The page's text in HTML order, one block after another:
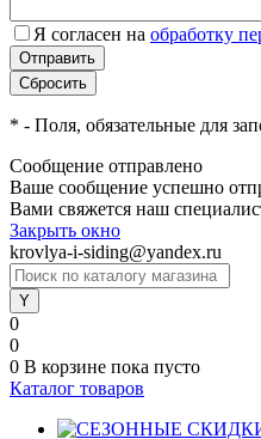
Я согласен на обработку
* - Поля, обязательные для
Сообщение отправлено
Ваше сообщение успешно
Вами свяжется наш
Закрыть окно
krovlya-i-siding@yandex.ru
0
0
0 В корзине пока пусто
Каталог товаров